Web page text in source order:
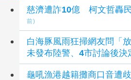
慈濟遭詐10億 柯文哲轟
前)
白海豚風雨狂掃網友問「
未發布陸警、4市討論後決
龜吼漁港越籍攤商口音遭